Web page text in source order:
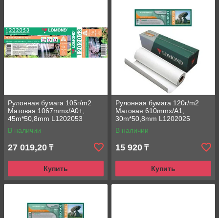
Рулонная бумага 105г/m2
Матовая 1067mmx/A0+,
45m*50,8mm L1202053
Lomond струйная печать
В наличии
27 019,20 ₸
Купить
Рулонная бумага 120г/m2
Матовая 610mmx/A1,
30m*50,8mm L1202025
Lomond струйная печать
В наличии
15 920 ₸
Купить